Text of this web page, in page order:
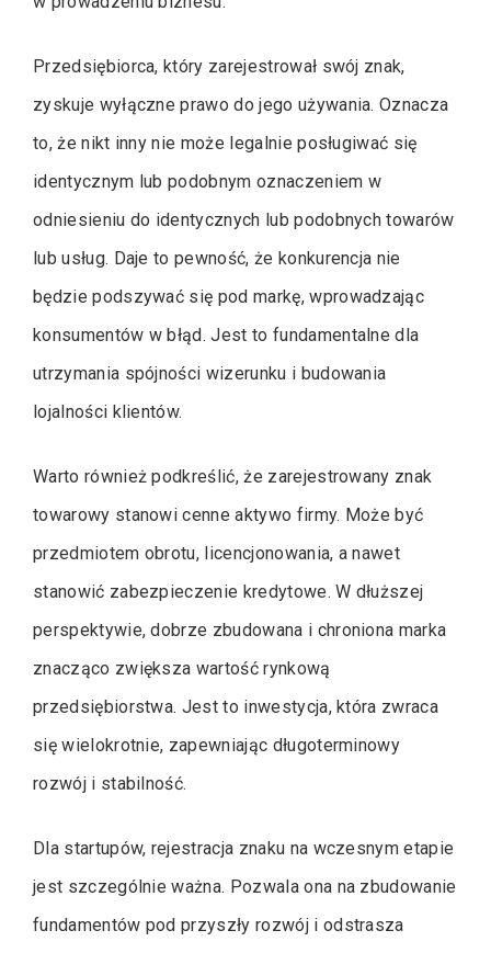
Przedsiębiorca, który zarejestrował swój znak,
zyskuje wyłączne prawo do jego używania. Oznacza
to, że nikt inny nie może legalnie posługiwać się
identycznym lub podobnym oznaczeniem w
odniesieniu do identycznych lub podobnych towarów
lub usług. Daje to pewność, że konkurencja nie
będzie podszywać się pod markę, wprowadzając
konsumentów w błąd. Jest to fundamentalne dla
utrzymania spójności wizerunku i budowania
lojalności klientów.
Warto również podkreślić, że zarejestrowany znak
towarowy stanowi cenne aktywo firmy. Może być
przedmiotem obrotu, licencjonowania, a nawet
stanowić zabezpieczenie kredytowe. W dłuższej
perspektywie, dobrze zbudowana i chroniona marka
znacząco zwiększa wartość rynkową
przedsiębiorstwa. Jest to inwestycja, która zwraca
się wielokrotnie, zapewniając długoterminowy
rozwój i stabilność.
Dla startupów, rejestracja znaku na wczesnym etapie
jest szczególnie ważna. Pozwala ona na zbudowanie
fundamentów pod przyszły rozwój i odstrasza